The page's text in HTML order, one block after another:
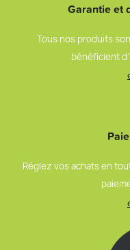
Garantie et
Tous nos produits
bénéficient
Réglez vos achats en